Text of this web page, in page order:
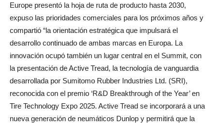
Europe presentó la hoja de ruta de producto hasta 2030,
expuso las prioridades comerciales para los próximos años y
compartió “la orientación estratégica que impulsará el
desarrollo continuado de ambas marcas en Europa. La
innovación ocupó también un lugar central en el Summit, con
la presentación de Active Tread, la tecnología de vanguardia
desarrollada por Sumitomo Rubber Industries Ltd. (SRI),
reconocida con el premio ‘R&D Breakthrough of the Year’ en
Tire Technology Expo 2025. Active Tread se incorporará a una
nueva generación de neumáticos Dunlop y permitirá que la